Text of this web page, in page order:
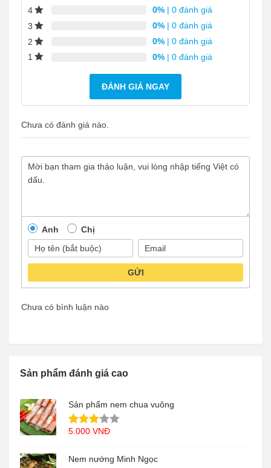
4
0% | 0 đánh giá
3
0% | 0 đánh giá
2
0% | 0 đánh giá
1
0% | 0 đánh giá
ĐÁNH GIÁ NGAY
Chưa có đánh giá nào.
Anh Chị
GỬI
Chưa có bình luận nào
Sản phẩm đánh giá cao
Sản phẩm nem chua vuông
5.000 VNĐ
Nem nướng Minh Ngọc